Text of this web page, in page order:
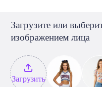
Загрузите или
изображением лица
Загрузить